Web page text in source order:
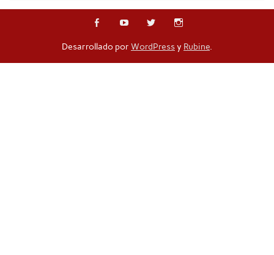
Desarrollado por WordPressy Rubine.